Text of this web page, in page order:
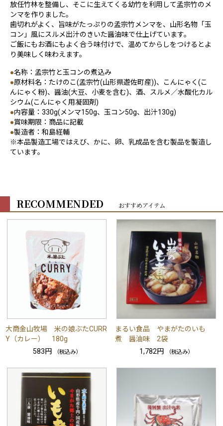
放任竹林を整備し、そこに生えてくる幼竹を利用して孟宗竹のメ
ンマを作りました。
歯切れがよく、旨味がたっぷりの孟宗竹メンマを、山形名物「玉
コン」風にスルメ出汁のきいた醤油味で仕上げています。
ご飯にもお酒にもよく合う味付けで、温めてからしをつけるとよ
り美味しく味わえます。
●名称：孟宗竹と玉コンの煮込み
●原材料名：たけのこ(孟宗竹(山形県遊佐町産))、こんにゃく(こ
んにゃく粉)、醤油(大豆、小麦を含む)、酒、スルメ／水酸化カル
シウム(こんにゃく用凝固剤)
●内容量：330g(メンマ150g、玉コン50g、出汁130g)
●賞味期限：商品に記載
●製造者：和島経輔
※本品製造工場ではえび、かに、卵、乳成品を含む製品を製造し
ています。
RECOMMENDED おすすめアイテム
大商金山牧場 米の娘ぶたCURR
Y（カレー） 180g
583円
（税込み）
まるい食品 やまがたのいも
煮 醤油味 2袋
1,782円
（税込み）